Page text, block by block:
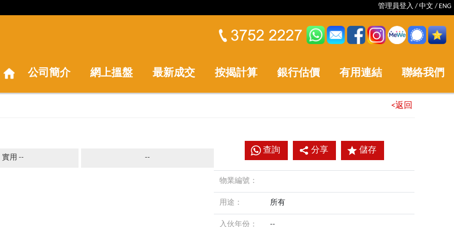
管理員登入 / 中文 / ENG
公司簡介 網上搵盤 最新成交 按揭計算 銀行估價 有用連結 聯絡我們
<返回
實用 -- --
查詢 分享 儲存
物業編號：
用途： 所有
入伙年份： --